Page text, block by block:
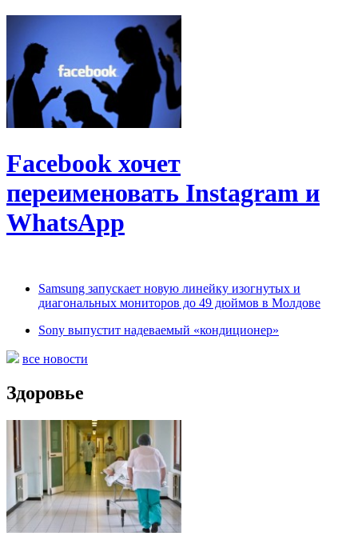
Facebook хочет
переименовать Instagram и
WhatsApp
Samsung запускает новую линейку изогнутых и
диагональных мониторов до 49 дюймов в Молдове
Sony выпустит надеваемый «кондиционер»
все новости
Здоровье